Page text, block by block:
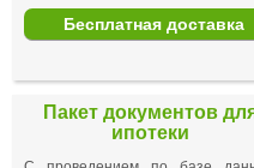
Бесплатная доставка
Пакет документов
ипотеки